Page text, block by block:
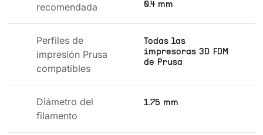
recomendada
0.4 mm
Perfiles de
impresión Prusa
compatibles
Todas las
impresoras 3D FDM
de Prusa
Diámetro del
filamento
1.75 mm